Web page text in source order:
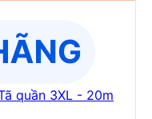
quần 3XL - 20m